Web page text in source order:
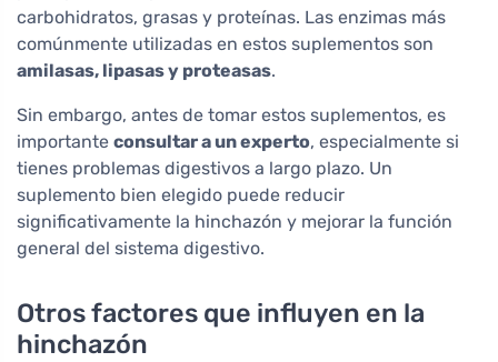
carbohidratos, grasas y proteínas. Las enzimas más
comúnmente utilizadas en estos suplementos son
amilasas, lipasas y proteasas.
Sin embargo, antes de tomar estos suplementos, es
importante consultar a un experto, especialmente si
tienes problemas digestivos a largo plazo. Un
suplemento bien elegido puede reducir
significativamente la hinchazón y mejorar la función
general del sistema digestivo.
Otros factores que influyen en la
hinchazón